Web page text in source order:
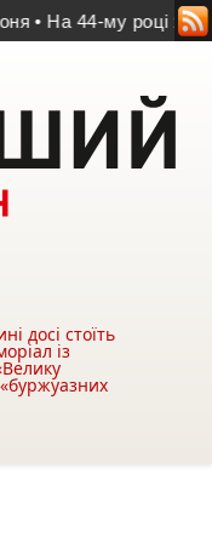
44-му році життя
досі стоїть
із